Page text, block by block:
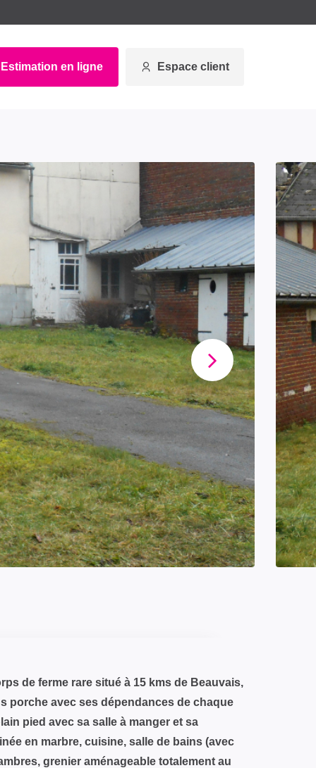
Estimation en ligne Espace client
de ferme rare situé à 15 kms de Beauvais,
porche avec ses dépendances de chaque
pied avec sa salle à manger et sa
en marbre, cuisine, salle de bains (avec
grenier aménageable totalement au